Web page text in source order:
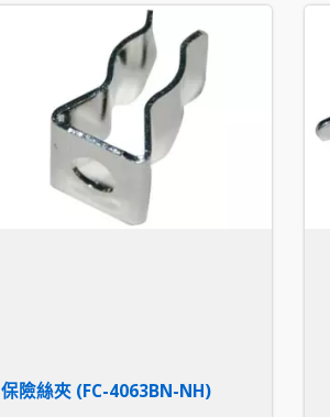
保險絲夾 (FC-4063BN-NH)